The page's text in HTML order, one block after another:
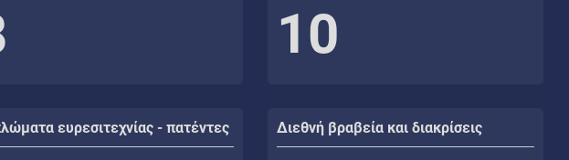
10
ευρεσιτεχνίας - πατέντες Διεθνή βραβεία και διακρίσεις